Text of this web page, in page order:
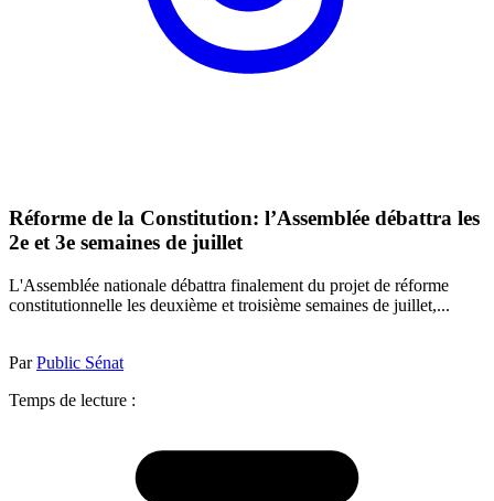
Réforme de la Constitution: l’Assemblée débattra les
2e et 3e semaines de juillet
L'Assemblée nationale débattra finalement du projet de réforme
constitutionnelle les deuxième et troisième semaines de juillet,...
ParPublic Sénat
Temps de lecture :